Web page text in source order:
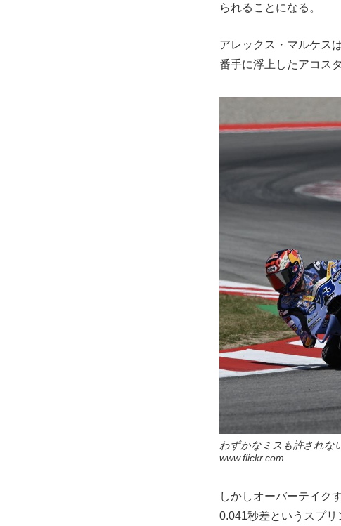
られることになる。
アレックス・マルケス
番手に浮上したアコス
わずかなミスも許されな
www.flickr.com
しかしオーバーテイク
0.041秒差というスプリ